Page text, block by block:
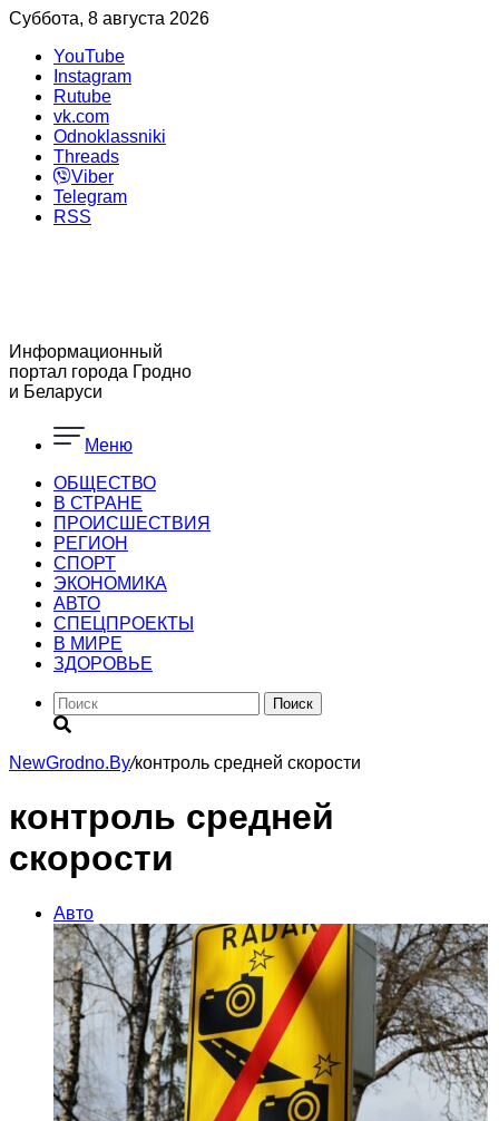
Суббота, 8 августа 2026
YouTube
Instagram
Rutube
vk.com
Odnoklassniki
Threads
Viber
Telegram
RSS
Информационный
портал города Гродно
и Беларуси
Меню
ОБЩЕСТВО
В СТРАНЕ
ПРОИСШЕСТВИЯ
РЕГИОН
CПОРТ
ЭКОНОМИКА
АВТО
СПЕЦПРОЕКТЫ
В МИРЕ
ЗДОРОВЬЕ
Поиск
NewGrodno.By/контроль средней скорости
контроль средней
скорости
Авто